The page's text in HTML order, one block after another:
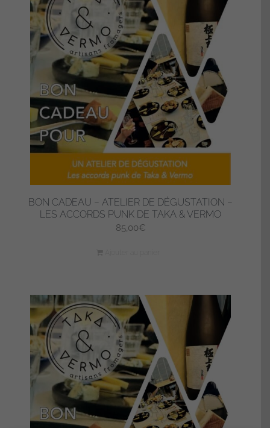
BON CADEAU – ATELIER DE DÉGUSTATION –
LES ACCORDS PUNK DE TAKA & VERMO
85,00€